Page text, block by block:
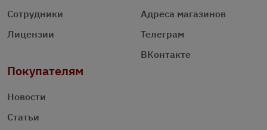
Сотрудники
Лицензии
Адреса магазинов
Телеграм
ВКонтакте
Покупателям
Новости
Статьи